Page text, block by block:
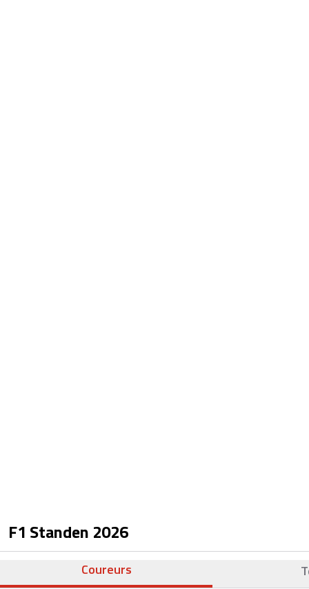
F1 Standen 2026
Coureurs